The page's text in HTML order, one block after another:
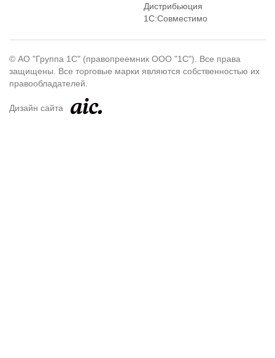
Дистрибьюция
1С:Совместимо
© АО "Группа 1С" (правопреемник ООО "1С"). Все права
защищены. Все торговые марки являются собственностью их
правообладателей.
Дизайн сайта